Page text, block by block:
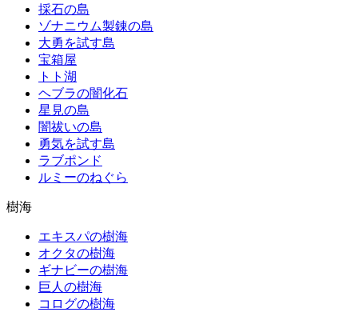
採石の島
ゾナニウム製錬の島
大勇を試す島
宝箱屋
トト湖
ヘブラの闇化石
星見の島
闇祓いの島
勇気を試す島
ラブポンド
ルミーのねぐら
樹海
エキスパの樹海
オクタの樹海
ギナビーの樹海
巨人の樹海
コログの樹海